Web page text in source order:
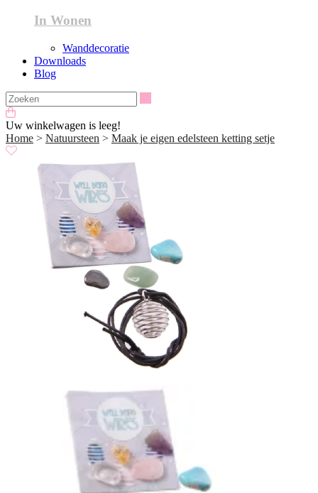
In Wonen
Wanddecoratie
Downloads
Blog
Uw winkelwagen is leeg!
Home > Natuursteen > Maak je eigen edelsteen ketting setje